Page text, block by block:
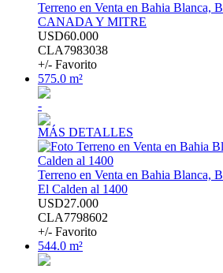
Terreno en Venta en Bahia Blanca,
CANADA Y MITRE
USD60.000
CLA7983038
+/- Favorito
575.0 m²
-
MÁS DETALLES
Terreno en Venta en Bahia Blanca,
El Calden al 1400
USD27.000
CLA7798602
+/- Favorito
544.0 m²